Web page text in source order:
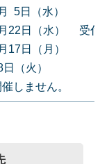
水）
月22日（水） 受
日（月）
火）
しません。